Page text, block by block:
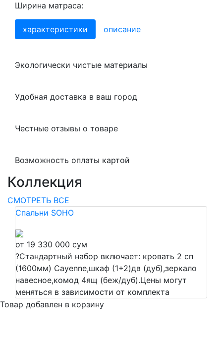
Ширина матраса:
характеристики описание
Экологически чистые материалы
Удобная доставка в ваш город
Честные отзывы о товаре
Возможность оплаты картой
Коллекция
СМОТРЕТЬ ВСЕ
Спальни SOHO
от 19 330 000 сум
?Стандартный набор включает: кровать 2 сп
(1600мм) Cayenne,шкаф (1+2)дв (дуб),зеркало
навесное,комод 4ящ (беж/дуб).Цены могут
меняться в зависимости от комплекта
Товар добавлен в корзину